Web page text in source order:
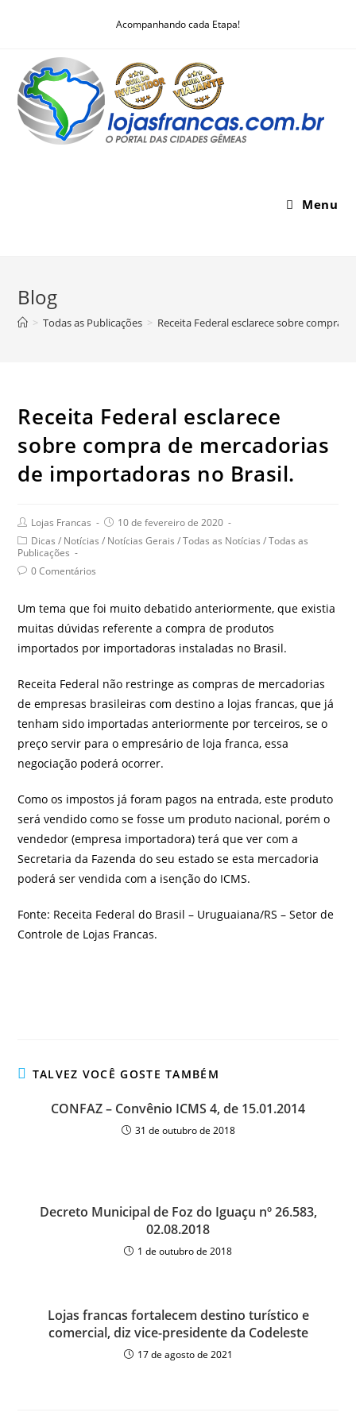
Acompanhando cada Etapa!
Menu
Blog
> Todas as Publicações > Receita Federal esclarece sobre compra
Receita Federal esclarece
sobre compra de mercadorias
de importadoras no Brasil.
Post
author:
Lojas Francas
Post10 de fevereiro de 2020
Post
category:
Dicas / Notícias / Notícias Gerais / Todas as Notícias / Todas as
Publicações
Post0 Comentários
Um tema que foi muito debatido anteriormente, que existia
muitas dúvidas referente a compra de produtos
importados por importadoras instaladas no Brasil.
Receita Federal não restringe as compras de mercadorias
de empresas brasileiras com destino a lojas francas, que já
tenham sido importadas anteriormente por terceiros, se o
preço servir para o empresário de loja franca, essa
negociação poderá ocorrer.
Como os impostos já foram pagos na entrada, este produto
será vendido como se fosse um produto nacional, porém o
vendedor (empresa importadora) terá que ver com a
Secretaria da Fazenda do seu estado se esta mercadoria
poderá ser vendida com a isenção do ICMS.
Fonte: Receita Federal do Brasil – Uruguaiana/RS – Setor de
Controle de Lojas Francas.
TALVEZ VOCÊ GOSTE TAMBÉM
CONFAZ – Convênio ICMS 4, de 15.01.2014
31 de outubro de 2018
Decreto Municipal de Foz do Iguaçu nº 26.583,
02.08.2018
1 de outubro de 2018
Lojas francas fortalecem destino turístico e
comercial, diz vice-presidente da Codeleste
17 de agosto de 2021